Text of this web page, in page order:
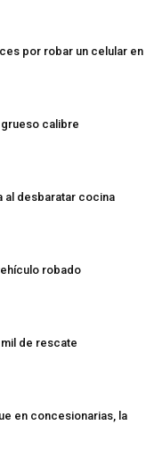
por robar un celular en
calibre
al desbaratar cocina
robado
de rescate
en concesionarias, la